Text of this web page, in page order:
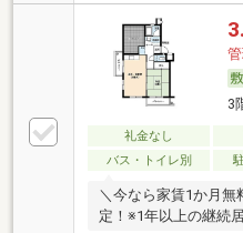
3
礼金なし
バス・トイレ別
＼今なら家賃1か月無
定！※1年以上の継続